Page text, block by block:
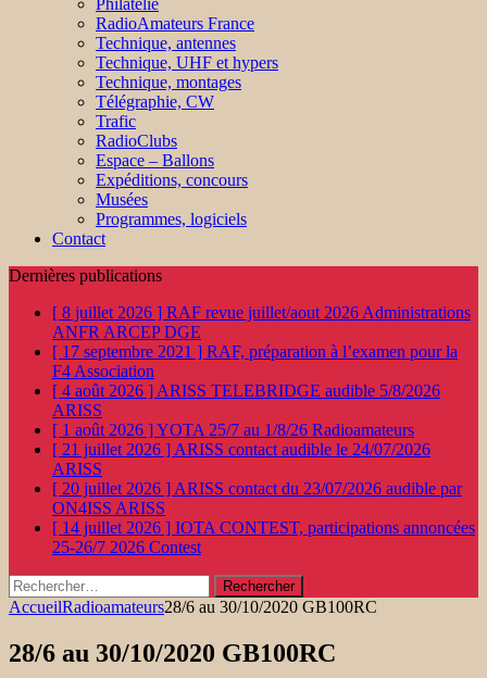
Philatélie
RadioAmateurs France
Technique, antennes
Technique, UHF et hypers
Technique, montages
Télégraphie, CW
Trafic
RadioClubs
Espace – Ballons
Expéditions, concours
Musées
Programmes, logiciels
Contact
Dernières publications
[ 8 juillet 2026 ] RAF revue juillet/aout 2026 Administrations
ANFR ARCEP DGE
[ 17 septembre 2021 ] RAF, préparation à l’examen pour la
F4 Association
[ 4 août 2026 ] ARISS TELEBRIDGE audible 5/8/2026
ARISS
[ 1 août 2026 ]YOTA 25/7 au 1/8/26 Radioamateurs
[ 21 juillet 2026 ] ARISS contact audible le 24/07/2026
ARISS
[ 20 juillet 2026 ] ARISS contact du 23/07/2026 audible par
ON4ISS ARISS
[ 14 juillet 2026 ] IOTA CONTEST, participations annoncées
25-26/7 2026 Contest
Rechercher :
AccueilRadioamateurs28/6 au 30/10/2020 GB100RC
28/6 au 30/10/2020 GB100RC